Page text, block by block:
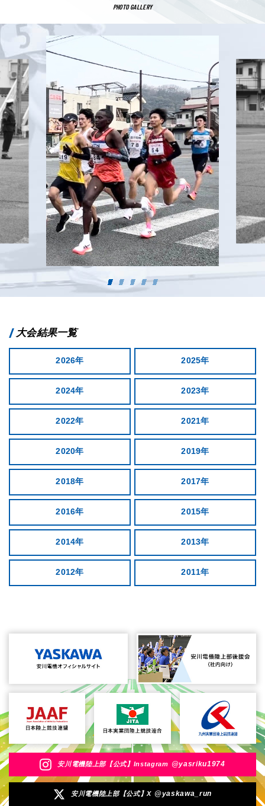
PHOTO GALLERY
大会結果一覧
2026年 2025年
2024年 2023年
2022年 2021年
2020年 2019年
2018年 2017年
2016年 2015年
2014年 2013年
2012年 2011年
安川電機陸上部【公式】Instagram @yasriku1974
安川電機陸上部【公式】X @yaskawa_run